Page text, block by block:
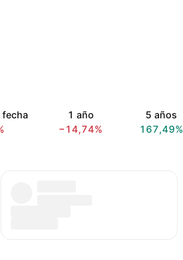
fecha
1 año
−14,74%
5 años
167,49%